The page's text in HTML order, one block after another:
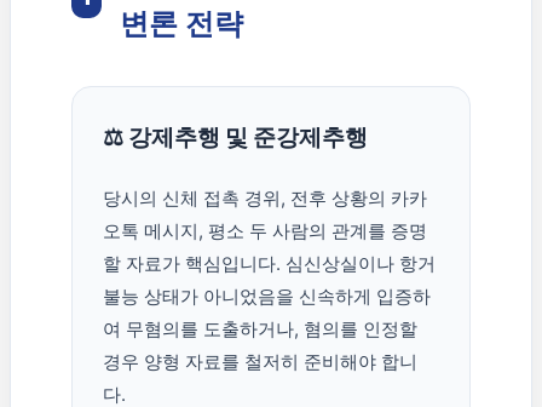
변론 전략
⚖️ 강제추행 및 준강제추행
당시의 신체 접촉 경위, 전후 상황의 카카
오톡 메시지, 평소 두 사람의 관계를 증명
할 자료가 핵심입니다. 심신상실이나 항거
불능 상태가 아니었음을 신속하게 입증하
여 무혐의를 도출하거나, 혐의를 인정할
경우 양형 자료를 철저히 준비해야 합니
다.